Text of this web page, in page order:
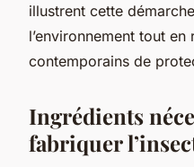
illustrent cette
l’environnement tout
contemporains de
Ingrédients
fabriquer